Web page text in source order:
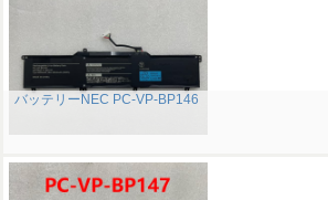
バッテリーNEC PC-VP-BP146